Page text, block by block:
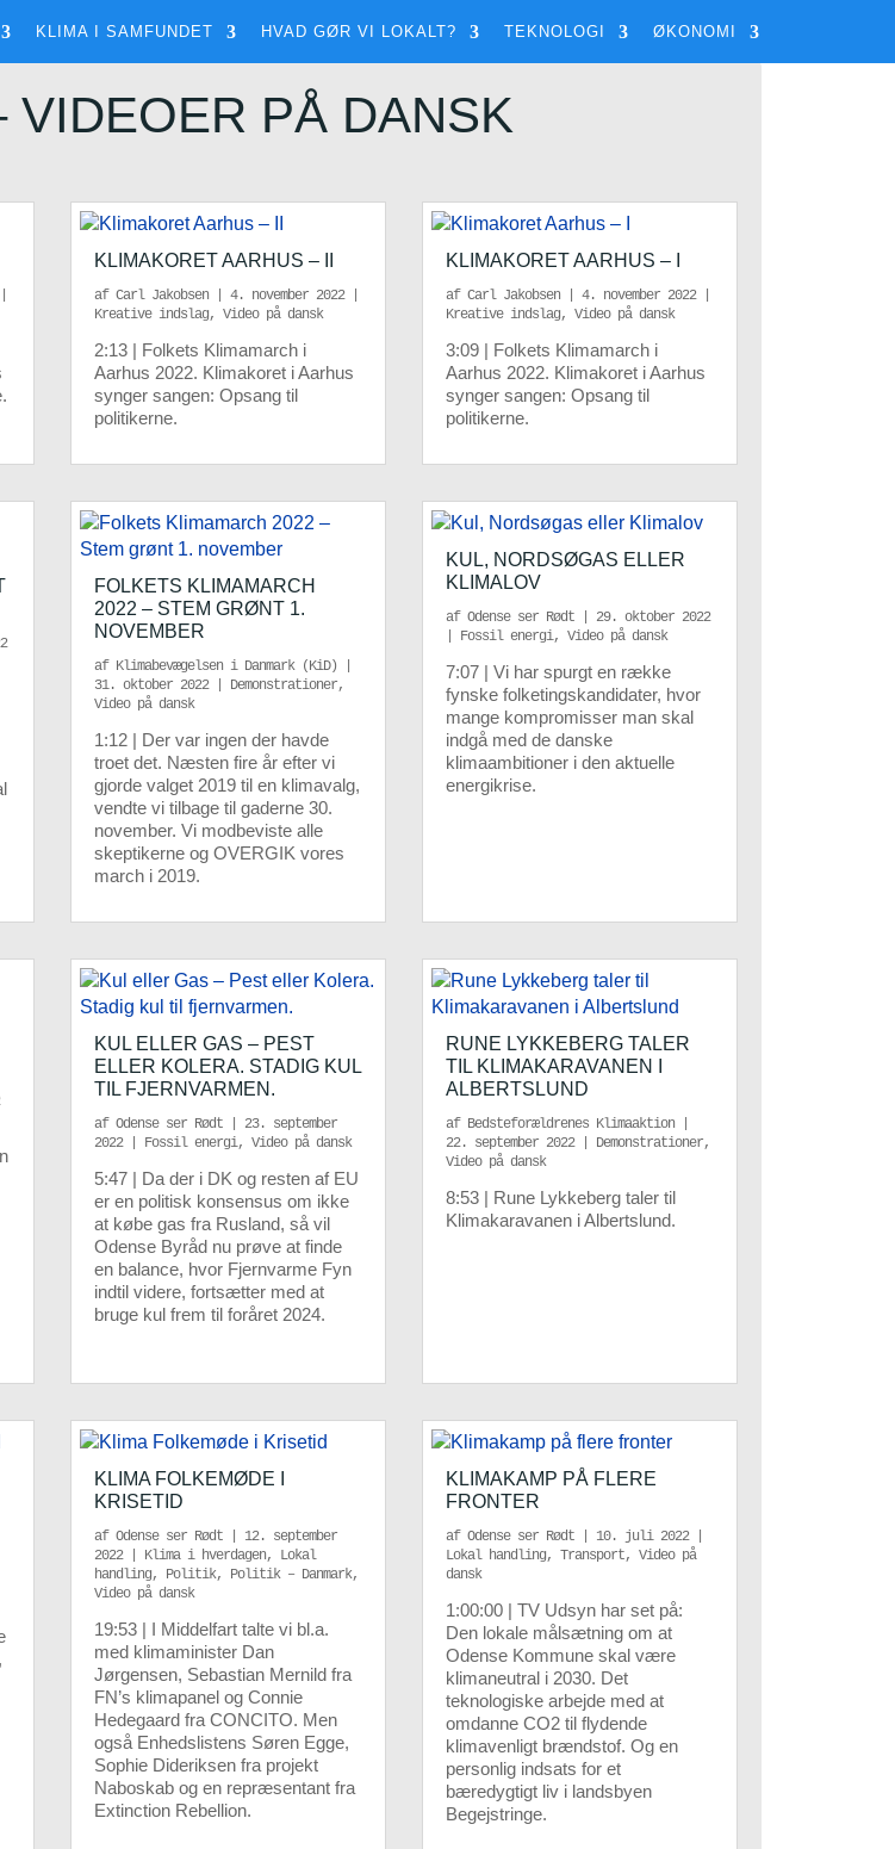
KLIMA I SAMFUNDET HVAD GØR VI LOKALT? TEKNOLOGI ØKONOMI
VIDEOER PÅ DANSK
KLIMAKORET AARHUS – II
af Carl Jakobsen| 4. november 2022|
Kreative indslag, Video på dansk
2:13 | Folkets Klimamarch i
Aarhus 2022. Klimakoret i Aarhus
synger sangen: Opsang til
politikerne.
KLIMAKORET AARHUS – I
afCarl Jakobsen |4. november 2022|
Kreative indslag,Video på dansk
3:09 | Folkets Klimamarch i
Aarhus 2022. Klimakoret i Aarhus
synger sangen: Opsang til
politikerne.
FOLKETS KLIMAMARCH
2022 – STEM GRØNT 1.
NOVEMBER
af Klimabevægelsen i Danmark (KiD)|
31. oktober 2022| Demonstrationer,
Video på dansk
1:12 | Der var ingen der havde
troet det. Næsten fire år efter vi
gjorde valget 2019 til en klimavalg,
vendte vi tilbage til gaderne 30.
november. Vi modbeviste alle
skeptikerne og OVERGIK vores
march i 2019.
KUL, NORDSØGAS ELLER
KLIMALOV
afOdense ser Rødt
29. oktober 2022
Fossil energi,Video på dansk
7:07 | Vi har spurgt en række
fynske folketingskandidater, hvor
mange kompromisser man skal
indgå med de danske
klimaambitioner i den aktuelle
energikrise.
KUL ELLER GAS – PEST
ELLER KOLERA. STADIG KUL
TIL FJERNVARMEN.
af Odense ser Rødt| 23. september
2022| Fossil energi, Video på dansk
5:47 | Da der i DK og resten af EU
er en politisk konsensus om ikke
at købe gas fra Rusland, så vil
Odense Byråd nu prøve at finde
en balance, hvor Fjernvarme Fyn
indtil videre, fortsætter med at
bruge kul frem til foråret 2024.
RUNE LYKKEBERG TALER
TIL KLIMAKARAVANEN I
ALBERTSLUND
af Bedsteforældrenes Klimaaktion
22. september 2022| Demonstrationer,
Video på dansk
8:53 | Rune Lykkeberg taler til
Klimakaravanen i Albertslund.
KLIMA FOLKEMØDE I
KRISETID
af Odense ser Rødt| 12. september
2022| Klima i hverdagen, Lokal
handling, Politik, Politik – Danmark,
Video på dansk
19:53 | I Middelfart talte vi bl.a.
med klimaminister Dan
Jørgensen, Sebastian Mernild fra
FN’s klimapanel og Connie
Hedegaard fra CONCITO. Men
også Enhedslistens Søren Egge,
Sophie Dideriksen fra projekt
Naboskab og en repræsentant fra
Extinction Rebellion.
KLIMAKAMP PÅ FLERE
FRONTER
afOdense ser Rødt 10. juli 2022|
Lokal handling,Transport,Video på
dansk
1:00:00 | TV Udsyn har set på:
Den lokale målsætning om at
Odense Kommune skal være
klimaneutral i 2030. Det
teknologiske arbejde med at
omdanne CO2 til flydende
klimavenligt brændstof. Og en
personlig indsats for et
bæredygtigt liv i landsbyen
Begejstringe.